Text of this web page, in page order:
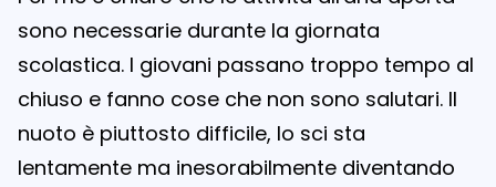
sono necessarie durante la giornata
scolastica. I giovani passano troppo tempo al
chiuso e fanno cose che non sono salutari. Il
nuoto è piuttosto difficile, lo sci sta
lentamente ma inesorabilmente diventando
Choisir la langue